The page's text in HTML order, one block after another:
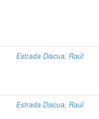
Estrada Discua, Raúl
Estrada Discua, Raúl